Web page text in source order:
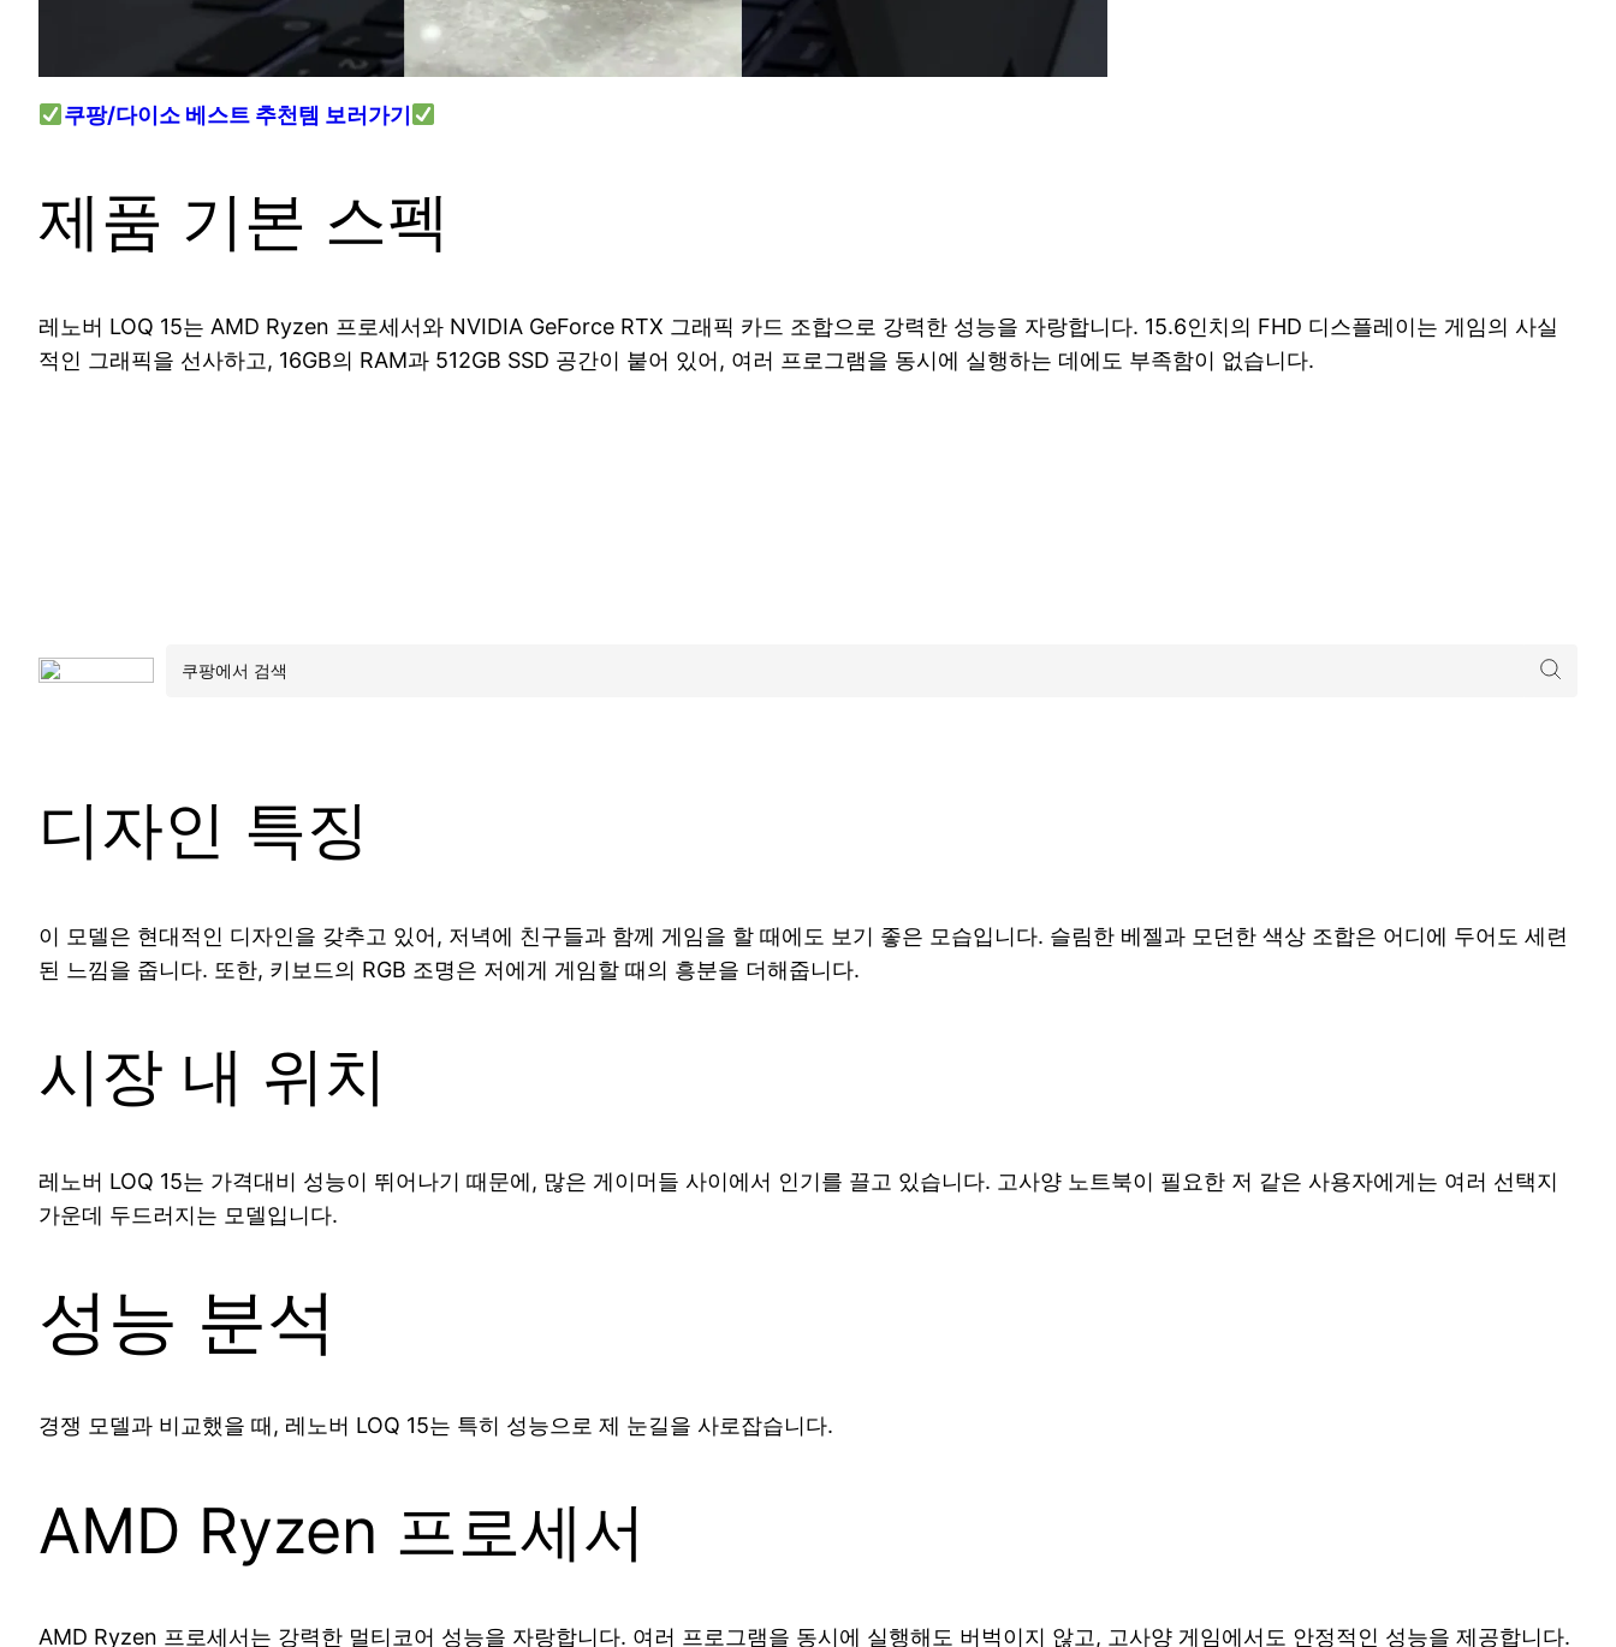
쿠팡/다이소 베스트 추천템 보러가기
제품 기본 스펙
레노버 LOQ 15는 AMD Ryzen 프로세서와 NVIDIA GeForce RTX 그래픽 카드 조합으로 강력한 성능을 자랑합니다. 15.6인치의 FHD 디스플레이는 게임의 사실
적인 그래픽을 선사하고, 16GB의 RAM과 512GB SSD 공간이 붙어 있어, 여러 프로그램을 동시에 실행하는 데에도 부족함이 없습니다.
디자인 특징
이 모델은 현대적인 디자인을 갖추고 있어, 저녁에 친구들과 함께 게임을 할 때에도 보기 좋은 모습입니다. 슬림한 베젤과 모던한 색상 조합은 어디에 두어도 세련
된 느낌을 줍니다. 또한, 키보드의 RGB 조명은 저에게 게임할 때의 흥분을 더해줍니다.
시장 내 위치
레노버 LOQ 15는 가격대비 성능이 뛰어나기 때문에, 많은 게이머들 사이에서 인기를 끌고 있습니다. 고사양 노트북이 필요한 저 같은 사용자에게는 여러 선택지
가운데 두드러지는 모델입니다.
성능 분석
경쟁 모델과 비교했을 때, 레노버 LOQ 15는 특히 성능으로 제 눈길을 사로잡습니다.
AMD Ryzen 프로세서
AMD Ryzen 프로세서는 강력한 멀티코어 성능을 자랑합니다. 여러 프로그램을 동시에 실행해도 버벅이지 않고, 고사양 게임에서도 안정적인 성능을 제공합니다.